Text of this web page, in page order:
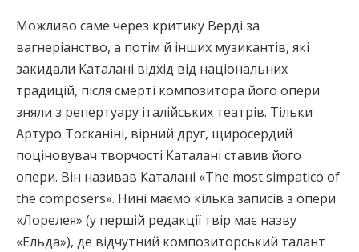
Можливо саме через критику Верді за
вагнеріанство, а потім й інших музикантів, які
закидали Каталані відхід від національних
традицій, після смерті композитора його опери
зняли з репертуару італійських театрів. Тільки
Артуро Тосканіні, вірний друг, щиросердий
поціновувач творчості Каталані ставив його
опери. Він називав Каталані «The most simpatico of
the composers». Нині маємо кілька записів з опери
«Лорелея» (у першій редакції твір має назву
«Ельда»), де відчутний композиторський талант